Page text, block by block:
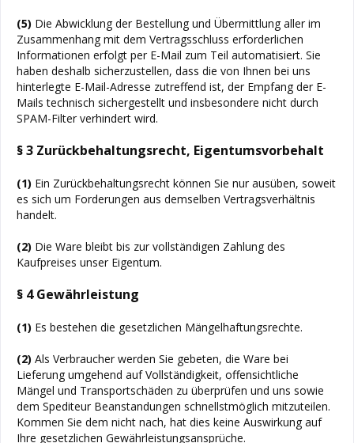
(5) Die Abwicklung der Bestellung und Übermittlung aller im
Zusammenhang mit dem Vertragsschluss erforderlichen
Informationen erfolgt per E-Mail zum Teil automatisiert. Sie
haben deshalb sicherzustellen, dass die von Ihnen bei uns
hinterlegte E-Mail-Adresse zutreffend ist, der Empfang der E-
Mails technisch sichergestellt und insbesondere nicht durch
SPAM-Filter verhindert wird.
§ 3 Zurückbehaltungsrecht, Eigentumsvorbehalt
(1) Ein Zurückbehaltungsrecht können Sie nur ausüben, soweit
es sich um Forderungen aus demselben Vertragsverhältnis
handelt.
(2) Die Ware bleibt bis zur vollständigen Zahlung des
Kaufpreises unser Eigentum.
§ 4 Gewährleistung
(1) Es bestehen die gesetzlichen Mängelhaftungsrechte.
(2) Als Verbraucher werden Sie gebeten, die Ware bei
Lieferung umgehend auf Vollständigkeit, offensichtliche
Mängel und Transportschäden zu überprüfen und uns sowie
dem Spediteur Beanstandungen schnellstmöglich mitzuteilen.
Kommen Sie dem nicht nach, hat dies keine Auswirkung auf
Ihre gesetzlichen Gewährleistungsansprüche.